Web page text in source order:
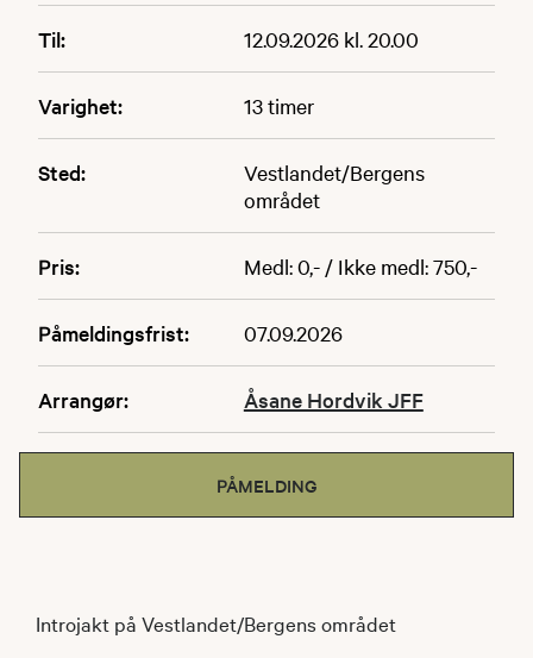
Til: 12.09.2026 kl. 20.00
Varighet: 13 timer
Sted:
Vestlandet/Bergens
området
Pris: Medl: 0,- / Ikke medl: 750,-
Påmeldingsfrist: 07.09.2026
Arrangør: Åsane Hordvik JFF
PÅMELDING
Introjakt på Vestlandet/Bergens området